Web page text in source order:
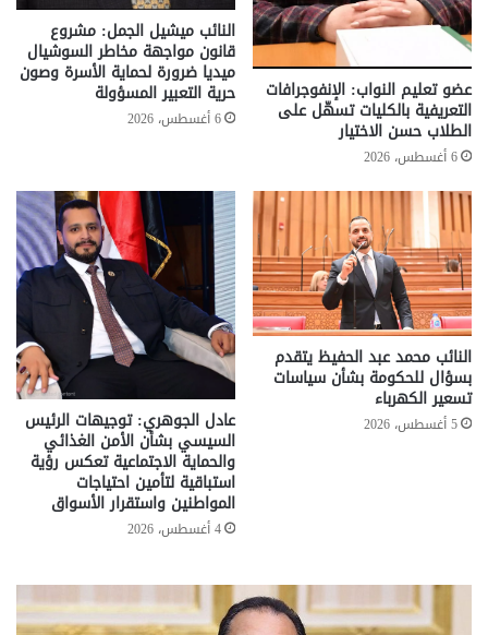
عضو تعليم النواب: الإنفوجرافات
التعريفية بالكليات تسهّل على
الطلاب حسن الاختيار
6 أغسطس، 2026
النائب ميشيل الجمل: مشروع
قانون مواجهة مخاطر السوشيال
ميديا ضرورة لحماية الأسرة وصون
حرية التعبير المسؤولة
6 أغسطس، 2026
النائب محمد عبد الحفيظ يتقدم
بسؤال للحكومة بشأن سياسات
تسعير الكهرباء
5 أغسطس، 2026 عادل الجوهري: توجيهات الرئيس
السيسي بشأن الأمن الغذائي
والحماية الاجتماعية تعكس رؤية
استباقية لتأمين احتياجات
المواطنين واستقرار الأسواق
4 أغسطس، 2026
تحركات
حكومية